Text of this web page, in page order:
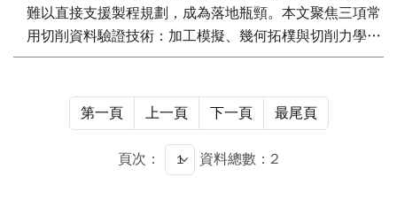
難以直接支援製程規劃，成為落地瓶頸。本文聚焦三項常
用切削資料驗證技術：加工模擬、幾何拓樸與切削力學分
析。透過生成資料驗證，可於實際加工前即完成模擬與評
效降低成本與縮短開發週期，更能提升產業回應需求與產
品規劃效率。強化製造業者產品競爭力，並有助國際市場
拓展與智慧製造轉型。
第一頁 上一頁 下一頁 最尾頁
頁次： 資料總數：2